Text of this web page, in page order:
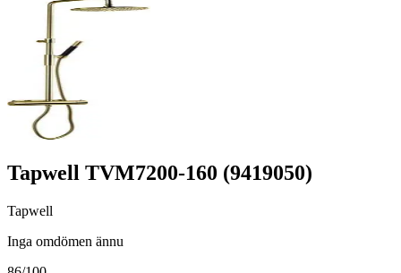
Tapwell TVM7200-160 (9419050)
Tapwell
Inga omdömen ännu